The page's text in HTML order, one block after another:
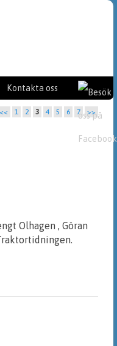
Kontakta oss
<< 1 2 3 4 5 6 7 >>
Olhagen , Göran